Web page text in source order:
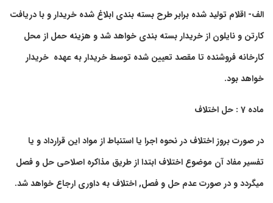
الف- اقلام تولید شده برابر طرح بسته بندی ابلاغ شده خریدار و با دریافت
کارتن و نایلون از خریدار بسته بندی خواهد شد و هزینه حمل از محل
کارخانه فروشنده تا مقصد تعیین شده توسط خریدار به عهده خریدار
خواهد بود.
ماده 7 : حل اختلاف
در صورت بروز اختلاف در نحوه اجرا یا استنباط از مواد این قرارداد و یا
تفسیر مفاد آن موضوع اختلاف ابتدا از طریق مذاکره اصلاحی حل و فصل
میگردد و در صورت عدم حل و فصل, اختلاف به داوری ارجاع خواهد شد.